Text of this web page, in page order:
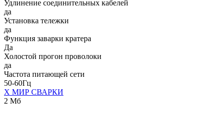
Удлинение соединительных кабелей
да
Установка тележки
да
Функция заварки кратера
Да
Холостой прогон проволоки
да
Частота питающей сети
50-60Гц
Х МИР СВАРКИ
2 Мб